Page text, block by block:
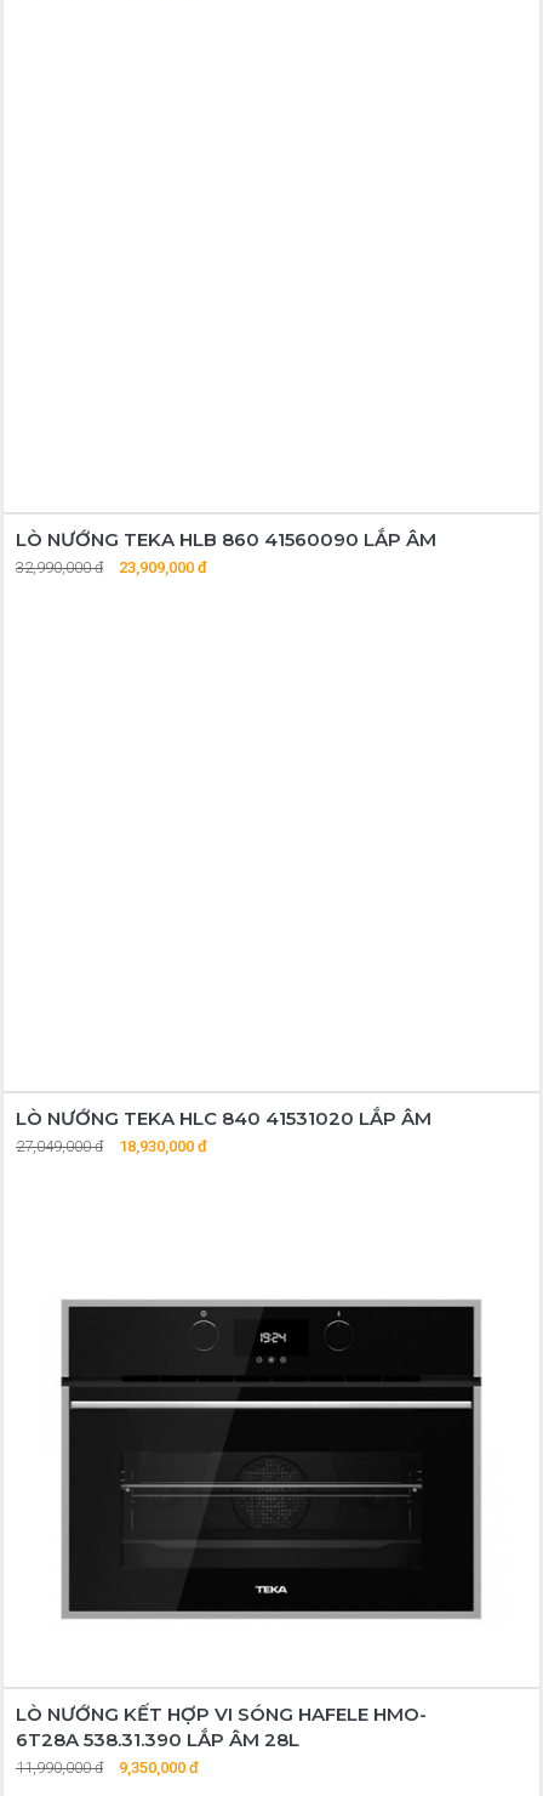
LÒ NƯỚNG TEKA HLB 860 41560090 LẮP ÂM
32,990,000 đ 23,909,000 đ
LÒ NƯỚNG TEKA HLC 840 41531020 LẮP ÂM
27,049,000 đ 18,930,000 đ
LÒ NƯỚNG KẾT HỢP VI SÓNG HAFELE HMO-
6T28A 538.31.390 LẮP ÂM 28L
11,990,000 đ 9,350,000 đ